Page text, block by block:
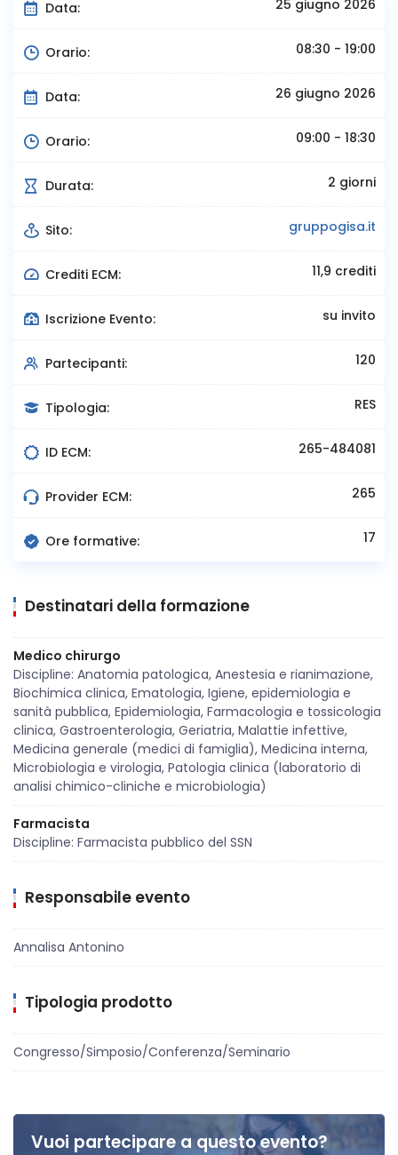
Data: 25 giugno 2026
Orario: 08:30 - 19:00
Data: 26 giugno 2026
Orario: 09:00 - 18:30
Durata: 2 giorni
Sito: gruppogisa.it
Crediti ECM: 11,9 crediti
Iscrizione Evento: su invito
Partecipanti: 120
Tipologia: RES
ID ECM: 265-484081
Provider ECM: 265
Ore formative: 17
Destinatari della formazione
Medico chirurgo
Discipline: Anatomia patologica, Anestesia e rianimazione,
Biochimica clinica, Ematologia, Igiene, epidemiologia e
sanità pubblica, Epidemiologia, Farmacologia e tossicologia
clinica, Gastroenterologia, Geriatria, Malattie infettive,
Medicina generale (medici di famiglia), Medicina interna,
Microbiologia e virologia, Patologia clinica (laboratorio di
analisi chimico-cliniche e microbiologia)
Farmacista
Discipline: Farmacista pubblico del SSN
Responsabile evento
Annalisa Antonino
Tipologia prodotto
Congresso/Simposio/Conferenza/Seminario
Vuoi partecipare a questo evento?